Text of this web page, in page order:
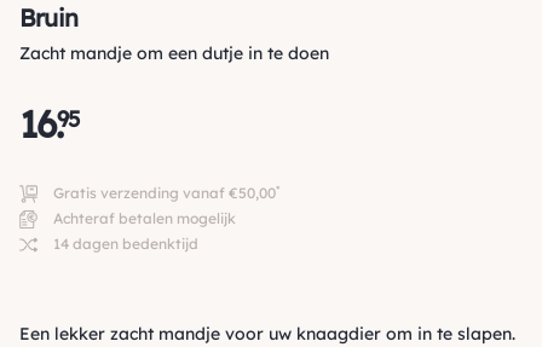
Bruin
Zacht mandje om een dutje in te doen
16.
95
Gratis verzending vanaf €50,00*
Achteraf betalen mogelijk
14 dagen bedenktijd
Een lekker zacht mandje voor uw knaagdier om in te slapen.